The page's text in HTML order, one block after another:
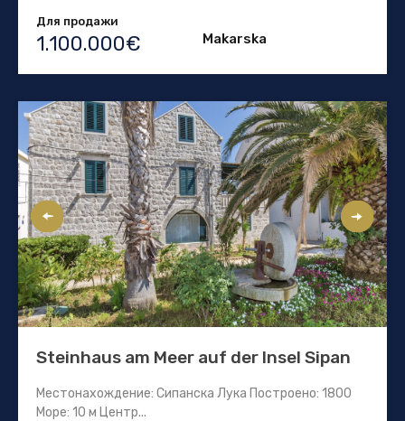
Для продажи
1.100.000€ Makarska
Steinhaus am Meer auf der Insel Sipan
Местонахождение: Сипанска Лука Построено: 1800
Море: 10 м Центр...